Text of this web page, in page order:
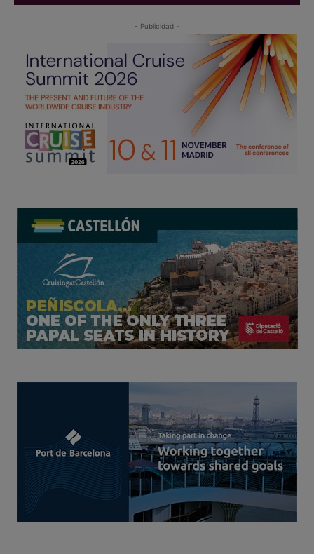
- Publicidad -